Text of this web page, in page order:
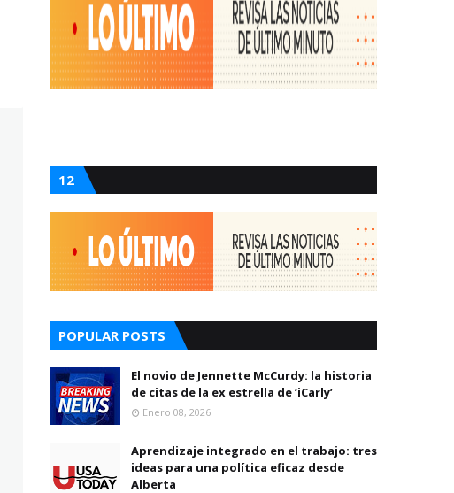
12
POPULAR POSTS
El novio de Jennette McCurdy: la historia
de citas de la ex estrella de ‘iCarly’
Enero 08, 2026
Aprendizaje integrado en el trabajo: tres
ideas para una política eficaz desde
Alberta